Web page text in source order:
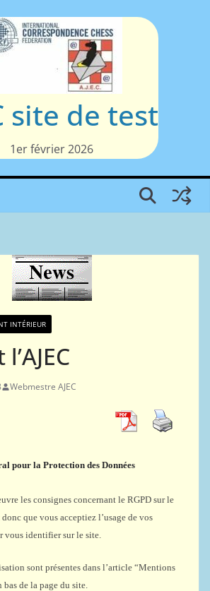
site de test
1er février 2026
INTÉRIEUR
Webmestre AJEC
pour la Protection des Données
les consignes concernant le RGPD sur le
que vous acceptiez l’usage de vos
vous identifier sur le site.
sont présentes dans l’article “Mentions
bas de la page du site.